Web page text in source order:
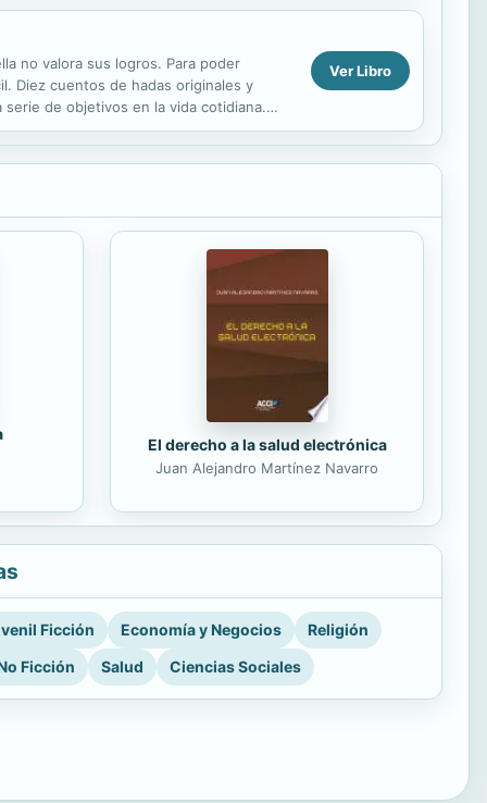
no valora sus logros. Para poder
Diez cuentos de hadas originales y
de objetivos en la vida cotidiana.
en...
Ver Libro
El derecho a la salud electrónica
Juan Alejandro Martínez Navarro
Ficción Economía y Negocios
Religión
Ficción
Salud Ciencias Sociales